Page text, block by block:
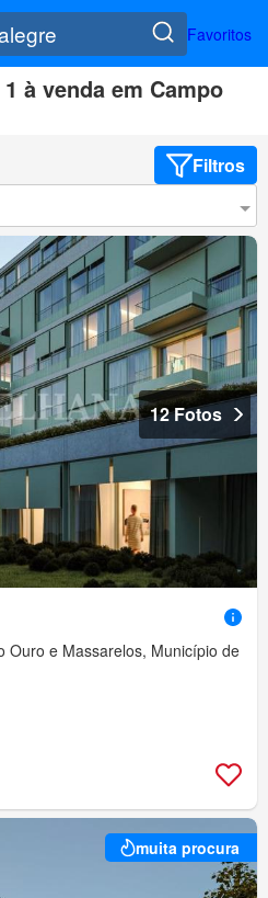
Favoritos
à venda em Campo
Filtros
12 Fotos
Ouro e Massarelos, Município de
muita procura